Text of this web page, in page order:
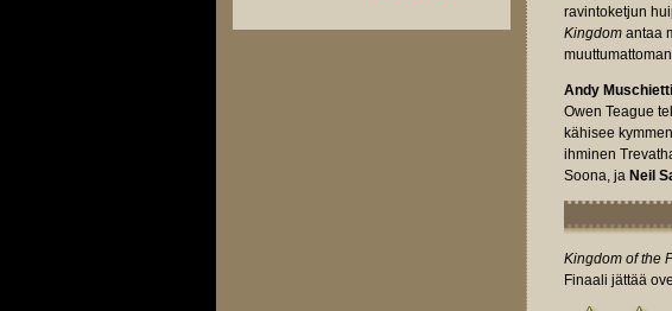
ravintoketjun
Kingdom antaa
Andy
Owen Teague
kähisee
ihminen
Soona, ja Neil
Kingdom of the
Finaali jättää